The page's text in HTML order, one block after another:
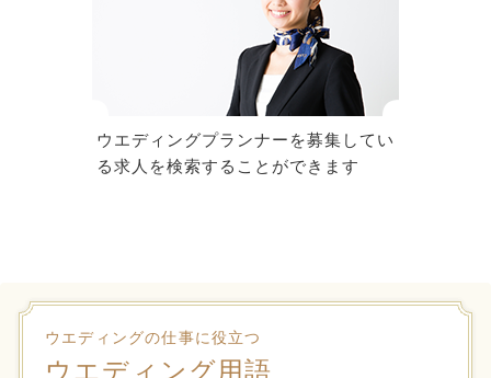
ウエディングプランナーを募集してい
る求人を検索することができます
ウエディングの仕事に役立つ
ウエディング用語